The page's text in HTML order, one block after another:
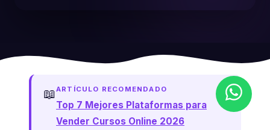
📖ARTÍCULO RECOMENDADO
Top 7 Mejores Plataformas para
Vender Cursos Online 2026